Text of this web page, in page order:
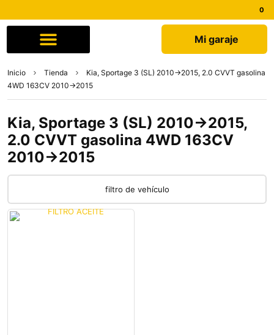
Mi garaje
Inicio Tienda
Kia, Sportage 3 (SL) 2010->2015, 2.0 CVVT gasolina
4WD 163CV 2010->2015
Kia, Sportage 3 (SL) 2010->2015,
2.0 CVVT gasolina 4WD 163CV
2010->2015
filtro de vehículo